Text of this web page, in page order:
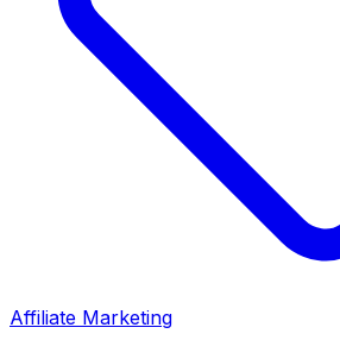
Affiliate Marketing